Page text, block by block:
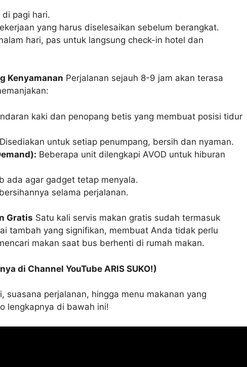
pagi hari.
yang harus diselesaikan sebelum berangkat.
hari, pas untuk langsung check-in hotel dan
Kenyamanan Perjalanan sejauh 8-9 jam akan terasa
kaki dan penopang betis yang membuat posisi tidur
Disediakan untuk setiap penumpang, bersih dan nyaman.
Beberapa unit dilengkapi AVOD untuk hiburan
ada agar gadget tetap menyala.
selama perjalanan.
Gratis Satu kali servis makan gratis sudah termasuk
tambah yang signifikan, membuat Anda tidak perlu
makan saat bus berhenti di rumah makan.
di Channel YouTube ARIS SUKO!)
suasana perjalanan, hingga menu makanan yang
lengkapnya di bawah ini!